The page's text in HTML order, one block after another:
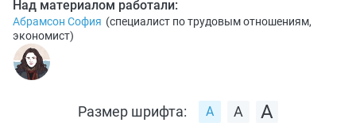
Над материалом работали:
Абрамсон София (специалист по трудовым отношениям,
экономист)
Размер шрифта: